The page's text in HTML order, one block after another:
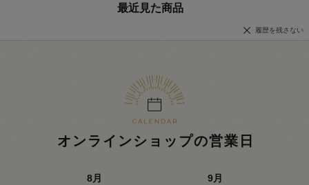
最近見た商品
履歴を残さない
オンラインショップの営業日
8月 9月